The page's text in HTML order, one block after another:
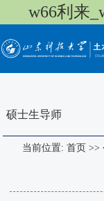
w66利来
硕士生导师
当前位置: 首页 >>